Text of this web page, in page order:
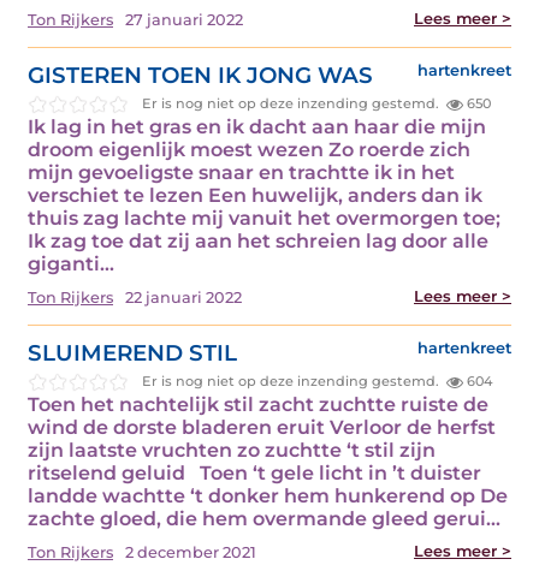
Ton Rijkers 27 januari 2022 Lees meer >
GISTEREN TOEN IK JONG WAS hartenkreet
Er is nog niet op deze inzending gestemd. 650
Ik lag in het gras en ik dacht aan haar die mijn
droom eigenlijk moest wezen Zo roerde zich
mijn gevoeligste snaar en trachtte ik in het
verschiet te lezen Een huwelijk, anders dan ik
thuis zag lachte mij vanuit het overmorgen toe;
Ik zag toe dat zij aan het schreien lag door alle
giganti...
Ton Rijkers 22 januari 2022 Lees meer >
SLUIMEREND STIL hartenkreet
Er is nog niet op deze inzending gestemd. 604
Toen het nachtelijk stil zacht zuchtte ruiste de
wind de dorste bladeren eruit Verloor de herfst
zijn laatste vruchten zo zuchtte ‘t stil zijn
ritselend geluid Toen ‘t gele licht in ’t duister
landde wachtte ‘t donker hem hunkerend op De
zachte gloed, die hem overmande gleed gerui...
Ton Rijkers 2 december 2021 Lees meer >